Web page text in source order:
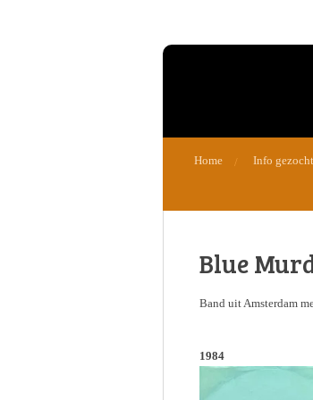
Home Info gezocht
Blue
Band uit Amsterdam
1984